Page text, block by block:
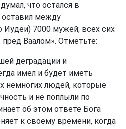
что остался в
оставил между
Иудеи) 7000 мужей; всех сих
пред Ваалом». Отметьте:
деградации и
имел и будет иметь
немногих людей, которые
и не поплыли по
об этом ответе Бога
к своему времени, когда